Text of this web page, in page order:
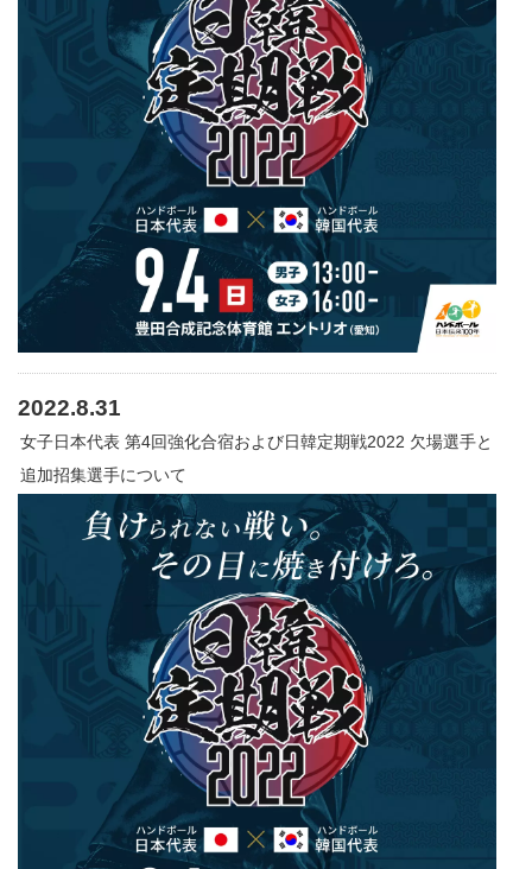
2022.8.31
女子日本代表 第4回強化合宿および日韓定期戦2022 欠場選手と
追加招集選手について